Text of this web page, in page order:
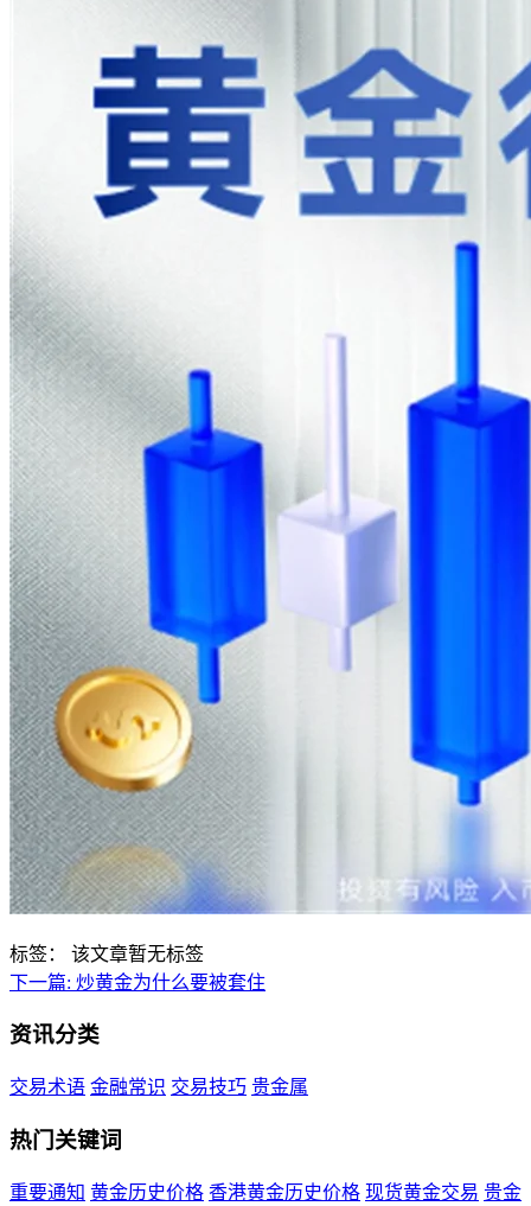
标签：
该文章暂无标签
下一篇: 炒黄金为什么要被套住
资讯分类
交易术语 金融常识 交易技巧 贵金属
热门关键词
重要通知 黄金历史价格 香港黄金历史价格 现货黄金交易 贵金